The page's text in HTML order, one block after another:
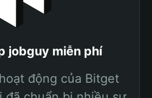
jobguy miễn phí
động của Bitget